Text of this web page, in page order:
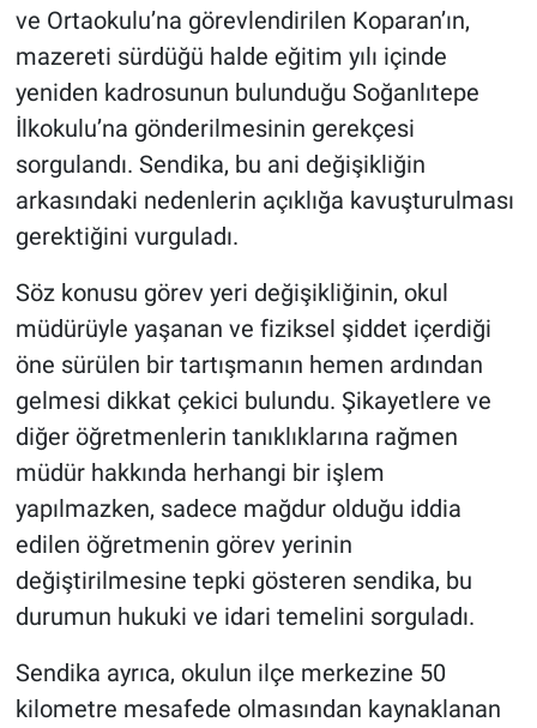
ve Ortaokulu’na görevlendirilen Koparan’ın,
mazereti sürdüğü halde eğitim yılı içinde
yeniden kadrosunun bulunduğu Soğanlıtepe
İlkokulu’na gönderilmesinin gerekçesi
sorgulandı. Sendika, bu ani değişikliğin
arkasındaki nedenlerin açıklığa kavuşturulması
gerektiğini vurguladı.
Söz konusu görev yeri değişikliğinin, okul
müdürüyle yaşanan ve fiziksel şiddet içerdiği
öne sürülen bir tartışmanın hemen ardından
gelmesi dikkat çekici bulundu. Şikayetlere ve
diğer öğretmenlerin tanıklıklarına rağmen
müdür hakkında herhangi bir işlem
yapılmazken, sadece mağdur olduğu iddia
edilen öğretmenin görev yerinin
değiştirilmesine tepki gösteren sendika, bu
durumun hukuki ve idari temelini sorguladı.
Sendika ayrıca, okulun ilçe merkezine 50
kilometre mesafede olmasından kaynaklanan